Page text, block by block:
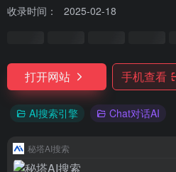
收录时间： 2025-02-18
打开网站 手机查看
AI搜索引擎 Chat对话AI
秘塔AI搜索